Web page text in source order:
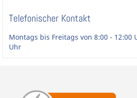
Telefonischer Kontakt
Montags bis Freitags von 8:00 - 12:00
Uhr